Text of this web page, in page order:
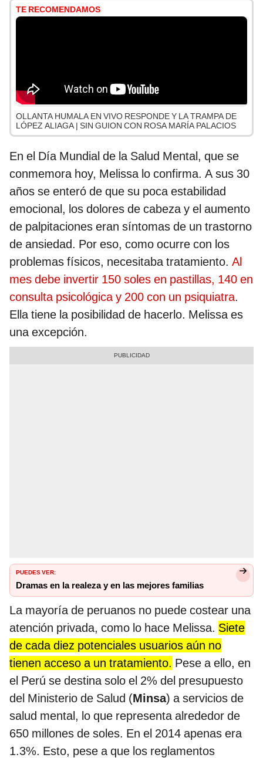
TE RECOMENDAMOS
OLLANTA HUMALA EN VIVO RESPONDE Y LA TRAMPA DE
LÓPEZ ALIAGA | SIN GUION CON ROSA MARÍA PALACIOS
En el Día Mundial de la Salud Mental, que se
conmemora hoy, Melissa lo confirma. A sus 30
años se enteró de que su poca estabilidad
emocional, los dolores de cabeza y el aumento
de palpitaciones eran síntomas de un trastorno
de ansiedad. Por eso, como ocurre con los
problemas físicos, necesitaba tratamiento. Al
mes debe invertir 150 soles en pastillas, 140 en
consulta psicológica y 200 con un psiquiatra.
Ella tiene la posibilidad de hacerlo. Melissa es
una excepción.
PUEDES VER:
Dramas en la realeza y en las mejores familias
La mayoría de peruanos no puede costear una
atención privada, como lo hace Melissa. Siete
de cada diez potenciales usuarios aún no
tienen acceso a un tratamiento. Pese a ello, en
el Perú se destina solo el 2% del presupuesto
del Ministerio de Salud (Minsa) a servicios de
salud mental, lo que representa alrededor de
650 millones de soles. En el 2014 apenas era
1.3%. Esto, pese a que los reglamentos